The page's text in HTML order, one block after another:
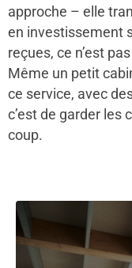
approche – elle
en investissement
reçues, ce n’est
Même un petit
ce service, avec
c’est de garder les
coup.